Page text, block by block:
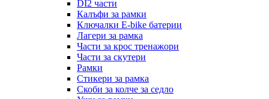
DI2 части
Калъфи за рамки
Ключалки Е-bike батерии
Лагери за рамка
Части за крос тренажори
Части за скутери
Рамки
Стикери за рамка
Скоби за колче за седло